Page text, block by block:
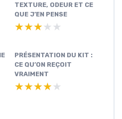
TEXTURE, ODEUR ET CE
QUE J’EN PENSE
★★★★★
★★★★★
PRÉSENTATION DU KIT :
CE QU’ON REÇOIT
VRAIMENT
★★★★★
★★★★★